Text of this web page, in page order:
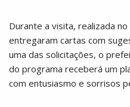
Durante a visita, realizada
entregaram cartas com
uma das solicitações, o
do programa receberá um
com entusiasmo e sorrisos